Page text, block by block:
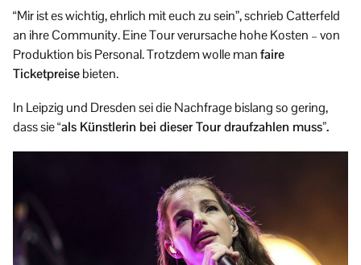
“Mir ist es wichtig, ehrlich mit euch zu sein”, schrieb Catterfeld
an ihre Community. Eine Tour verursache hohe Kosten – von
Produktion bis Personal. Trotzdem wolle manfaire
Ticketpreisebieten.
In Leipzig und Dresden sei die Nachfrage bislang so gering,
dass sie“als Künstlerin bei dieser Tour draufzahlen muss”.